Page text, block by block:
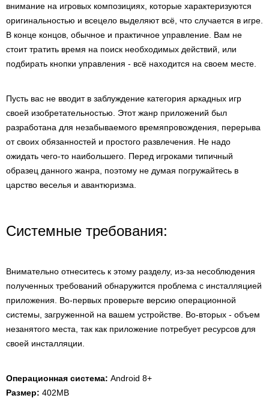
внимание на игровых композициях, которые характеризуются
оригинальностью и всецело выделяют всё, что случается в игре.
В конце концов, обычное и практичное управление. Вам не
стоит тратить время на поиск необходимых действий, или
подбирать кнопки управления - всё находится на своем месте.
Пусть вас не вводит в заблуждение категория аркадных игр
своей изобретательностью. Этот жанр приложений был
разработана для незабываемого времяпровождения, перерыва
от своих обязанностей и простого развлечения. Не надо
ожидать чего-то наибольшего. Перед игроками типичный
образец данного жанра, поэтому не думая погружайтесь в
царство веселья и авантюризма.
Системные требования:
Внимательно отнеситесь к этому разделу, из-за несоблюдения
полученных требований обнаружится проблема с инсталляцией
приложения. Во-первых проверьте версию операционной
системы, загруженной на вашем устройстве. Во-вторых - объем
незанятого места, так как приложение потребует ресурсов для
своей инсталляции.
Операционная система: Android 8+
Размер: 402MB